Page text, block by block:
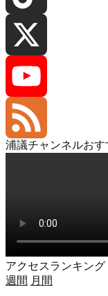
TikTok
X
YouTube
浦議チャンネルおす
アクセスランキング
週間 月間